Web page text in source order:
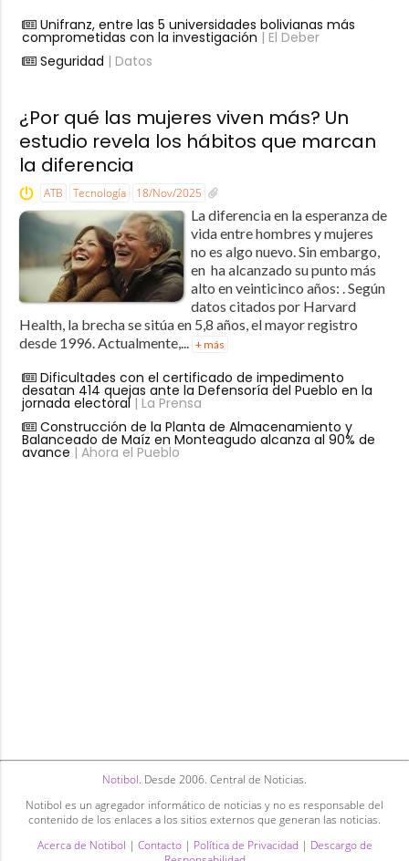
Unifranz, entre las 5 universidades bolivianas más
comprometidas con la investigación | El Deber
Seguridad | Datos
¿Por qué las mujeres viven más? Un
estudio revela los hábitos que marcan
la diferencia
ATB Tecnología 18/Nov/2025
La diferencia en la esperanza de
vida entre hombres y mujeres
no es algo nuevo. Sin embargo,
en ha alcanzado su punto más
alto en veinticinco años: . Según
datos citados por Harvard
Health, la brecha se sitúa en 5,8 años, el mayor registro
desde 1996. Actualmente,... + más
Dificultades con el certificado de impedimento
desatan 414 quejas ante la Defensoría del Pueblo en la
jornada electoral| La Prensa
Construcción de la Planta de Almacenamiento y
Balanceado de Maíz en Monteagudo alcanza al 90% de
avance | Ahora el Pueblo
Notibol. Desde 2006. Central de Noticias.
Notibol es un agregador informático de noticias y no es responsable del
contenido de los enlaces a los sitios externos que generan las noticias.
Acerca de Notibol | Contacto| Política de Privacidad | Descargo de